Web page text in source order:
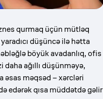
qurmaq üçün mütləq
düşüncə ilə hətta
böyük avadanlıq, ofis
ağıllı düşünməyə,
əsas məqsəd – xərcləri
edərək qısa müddətdə gəlir